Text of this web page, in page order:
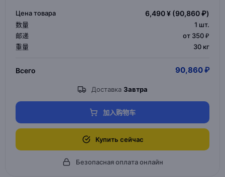
Цена товара 6,490 ¥ (90,860 ₽)
数量 1 шт.
邮递
от 350 ₽
重量
30 кг
Всего 90,860 ₽
Доставка Завтра
加入购物车
Купить сейчас
Безопасная оплата онлайн